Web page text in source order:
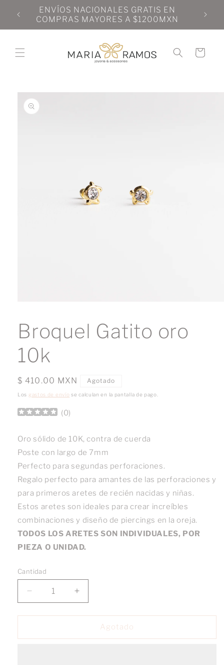
directamente
al contenido
ENVÍOS NACIONALES GRATIS EN
COMPRAS MAYORES A $1200MXN
Carrito
directamente
información
ventana
modal
Broquel Gatito oro
10k
Precio
habitual
$ 410.00 MXN Agotado
Los gastos de envío se calculan en la pantalla de pago.
(0)
Oro sólido de 10K, contra de cuerda
Poste con largo de 7mm
Perfecto para segundas perforaciones.
Regalo perfecto para amantes de las perforaciones y
para primeros aretes de recién nacidas y niñas.
Estos aretes son ideales para crear increíbles
combinaciones y diseño de piercings en la oreja.
TODOS LOS ARETES SON INDIVIDUALES, POR
PIEZA O UNIDAD.
Cantidad
Reducir
cantidad
para
Gatito
Aumentar
cantidad
para
Broquel
Gatito
Agotado